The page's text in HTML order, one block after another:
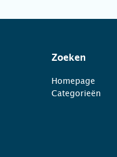
Zoeken
Homepage
Categorieën